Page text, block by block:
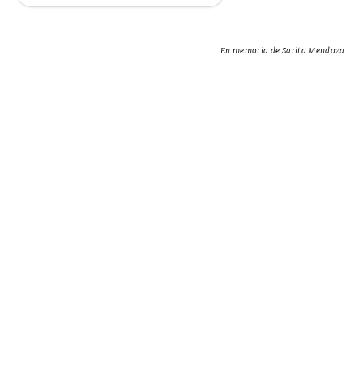
En memoria de Sarita Mendoza.